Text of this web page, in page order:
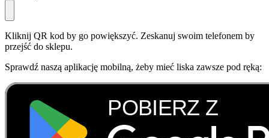
Kliknij QR kod by go powiększyć. Zeskanuj swoim telefonem by
przejść do sklepu.
Sprawdź naszą aplikację mobilną, żeby mieć liska zawsze pod ręką: